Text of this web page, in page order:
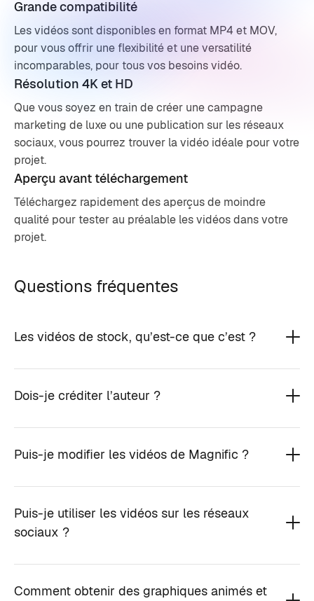
Grande compatibilité
Les vidéos sont disponibles en format MP4 et MOV,
pour vous offrir une flexibilité et une versatilité
incomparables, pour tous vos besoins vidéo.
Résolution 4K et HD
Que vous soyez en train de créer une campagne
marketing de luxe ou une publication sur les réseaux
sociaux, vous pourrez trouver la vidéo idéale pour votre
projet.
Aperçu avant téléchargement
Téléchargez rapidement des aperçus de moindre
qualité pour tester au préalable les vidéos dans votre
projet.
Questions fréquentes
Les vidéos de stock, qu’est-ce que c’est ?
Dois-je créditer l’auteur ?
Puis-je modifier les vidéos de Magnific ?
Puis-je utiliser les vidéos sur les réseaux
sociaux ?
Comment obtenir des graphiques animés et